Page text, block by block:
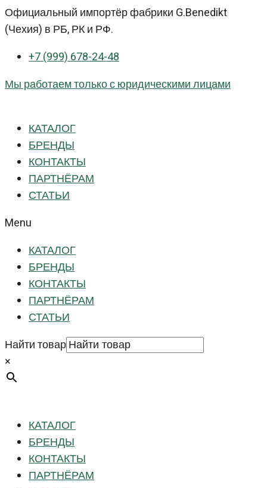
Перейти
к
Официальный импортёр фабрики G.Benedikt
(Чехия) в РБ, РК и РФ.
+7 (999) 678-24-48
Мы работаем только с юридическими лицами
КАТАЛОГ
БРЕНДЫ
КОНТАКТЫ
ПАРТНЁРАМ
СТАТЬИ
Menu
КАТАЛОГ
БРЕНДЫ
КОНТАКТЫ
ПАРТНЁРАМ
СТАТЬИ
Найти товар
×
КАТАЛОГ
БРЕНДЫ
КОНТАКТЫ
ПАРТНЁРАМ